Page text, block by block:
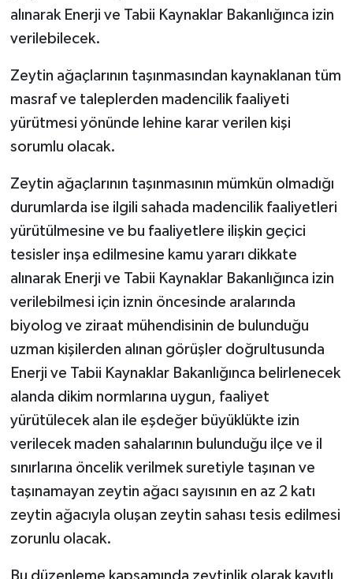
alınarak Enerji ve Tabii Kaynaklar Bakanlığınca izin
verilebilecek.
Zeytin ağaçlarının taşınmasından kaynaklanan tüm
masraf ve taleplerden madencilik faaliyeti
yürütmesi yönünde lehine karar verilen kişi
sorumlu olacak.
Zeytin ağaçlarının taşınmasının mümkün olmadığı
durumlarda ise ilgili sahada madencilik faaliyetleri
yürütülmesine ve bu faaliyetlere ilişkin geçici
tesisler inşa edilmesine kamu yararı dikkate
alınarak Enerji ve Tabii Kaynaklar Bakanlığınca izin
verilebilmesi için iznin öncesinde aralarında
biyolog ve ziraat mühendisinin de bulunduğu
uzman kişilerden alınan görüşler doğrultusunda
Enerji ve Tabii Kaynaklar Bakanlığınca belirlenecek
alanda dikim normlarına uygun, faaliyet
yürütülecek alan ile eşdeğer büyüklükte izin
verilecek maden sahalarının bulunduğu ilçe ve il
sınırlarına öncelik verilmek suretiyle taşınan ve
taşınamayan zeytin ağacı sayısının en az 2 katı
zeytin ağacıyla oluşan zeytin sahası tesis edilmesi
zorunlu olacak.
Bu düzenleme kapsamında zeytinlik olarak kayıtlı